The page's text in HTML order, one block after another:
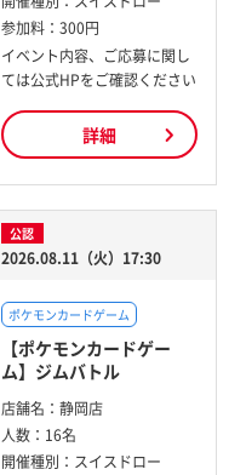
参加料： 300円
イベント内容、ご応募に関し
ては公式HPをご確認ください
詳細
公認
2026.08.11（火）17:30
ポケモンカードゲーム
【ポケモンカードゲー
ム】ジムバトル
店舗名： 静岡店
人数： 16名
開催種別： スイスドロー